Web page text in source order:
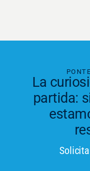
La
partida: